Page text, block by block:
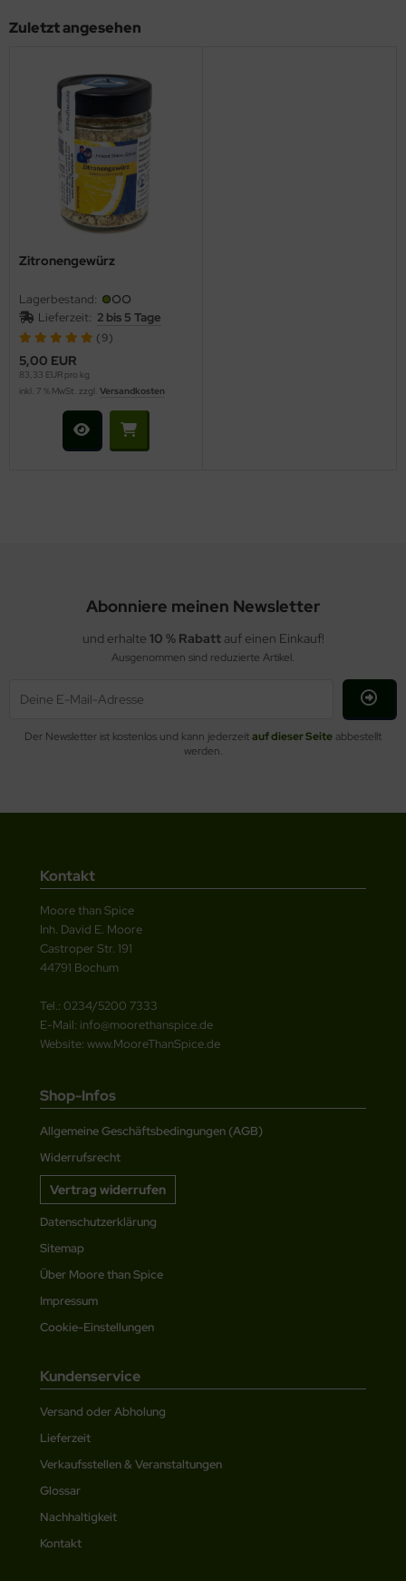
Zuletzt angesehen
Zitronengewürz
Lagerbestand:
Lieferzeit: 2 bis 5 Tage
(9)
5,00 EUR
83,33 EUR pro kg
inkl. 7 % MwSt. zzgl. Versandkosten
Abonniere meinen Newsletter
und erhalte 10 % Rabattauf einen Einkauf!
Ausgenommen sind reduzierte Artikel.
Der Newsletter ist kostenlos und kann jederzeitauf dieser Seiteabbestellt
werden.
Kontakt
Moore than Spice
Inh. David E. Moore
Castroper Str. 191
44791 Bochum
Tel.: 0234/5200 7333
E-Mail: info@moorethanspice.de
Website: www.MooreThanSpice.de
Shop-Infos
Allgemeine Geschäftsbedingungen (AGB)
Widerrufsrecht
Vertrag widerrufen
Datenschutzerklärung
Sitemap
Über Moore than Spice
Impressum
Cookie-Einstellungen
Kundenservice
Versand oder Abholung
Lieferzeit
Verkaufsstellen & Veranstaltungen
Glossar
Nachhaltigkeit
Kontakt